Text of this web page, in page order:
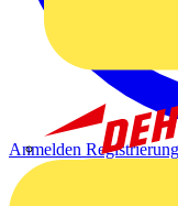
Anmelden Registrierung